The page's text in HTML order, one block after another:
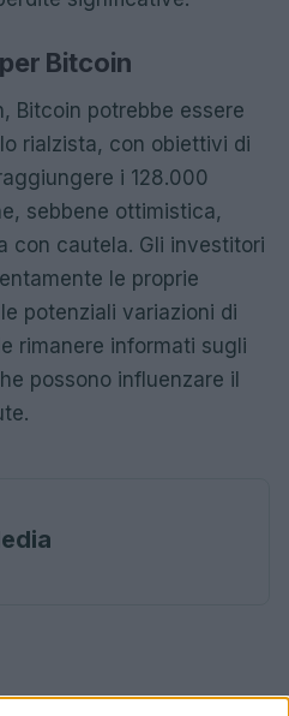
Bitcoin
Bitcoin potrebbe essere
rialzista, con obiettivi di
i 128.000
sebbene ottimistica,
con cautela. Gli investitori
le proprie
potenziali variazioni di
rimanere informati sugli
possono influenzare il